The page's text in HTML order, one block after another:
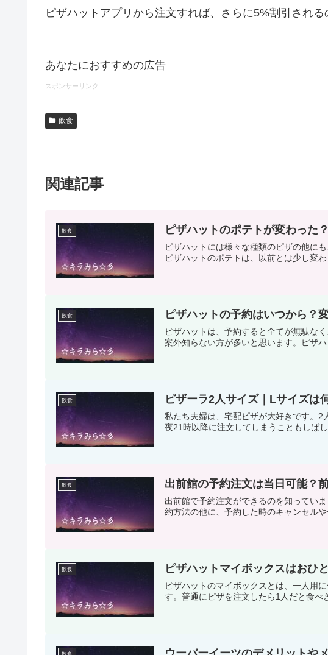
ピザハットアプリから注文すれば、さらに5%割引される
あなたにおすすめの広告
スポンサーリンク
飲食
関連記事
飲食 ピザハットのポテトが変わった
ピザハットには様々な種類のピザの他に
ピザハットのポテトは、以前とは少し変
飲食 ピザハットの予約はいつから？
ピザハットは、予約すると全てが無駄な
案外知らない方が多いと思います。ピザ
飲食 ピザーラ2人サイズ｜Lサイズは
私たち夫婦は、宅配ピザが大好きです。2
夜21時以降に注文してしまうこともしば
飲食 出前館の予約注文は当日可能？
出前館で予約注文ができるのを知ってい
約方法の他に、予約した時のキャンセル
飲食 ピザハットマイボックスはおひ
ピザハットのマイボックスとは、一人用
す。普通にピザを注文したら1人だと食べ